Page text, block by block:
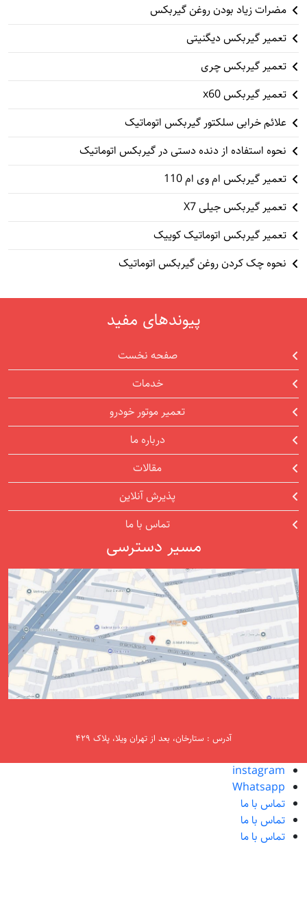
مضرات زیاد بودن روغن گیربکس
تعمیر گیربکس دیگنیتی
تعمیر گیربکس چری
تعمیر گیربکس x60
علائم خرابی سلکتور گیربکس اتوماتیک
نحوه استفاده از دنده دستی در گیربکس اتوماتیک
تعمیر گیربکس ام وی ام 110
تعمیر گیربکس جیلی X7
تعمیر گیربکس اتوماتیک کوییک
نحوه چک کردن روغن گیربکس اتوماتیک
پیوندهای مفید
صفحه نخست
خدمات
تعمیر موتور خودرو
درباره ما
مقالات
پذیرش آنلاین
تماس با ما
مسیر دسترسی
آدرس : ستارخان، بعد از تهران ویلا، پلاک ۴۲۹
instagram
Whatsapp
تماس با ما
تماس با ما
تماس با ما